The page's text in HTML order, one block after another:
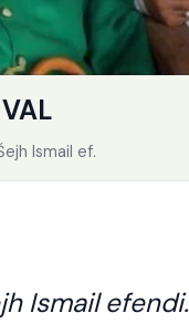
Ismail ef.
Ismail efendi.